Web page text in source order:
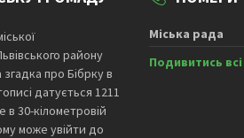
району
про Бібрку в
датується 1211
30-кілометровій
може увійти до
Міська рада
Подивитись